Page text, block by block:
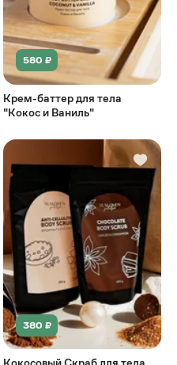
580 ₽
Крем-баттер для тела
"Кокос и Ваниль"
380 ₽